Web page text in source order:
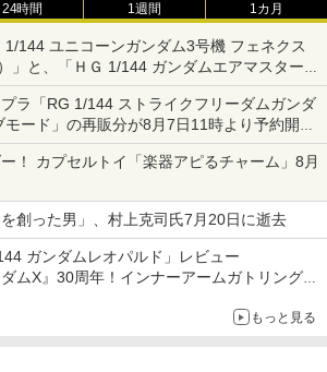
24時間 1週間 1カ月
1/144 ユニコーンガンダム3号機 フェネクス
」と、「ＨＧ 1/144 ガンダムエアマスターバ
ラ「RG 1/144 ストライクフリーダムガンダ
モード」の再販分が8月7日11時より予約開
！ カプセルトイ「楽器アピるチャーム」8月
など5種各3色
を創った男」、村上克司氏7月20日に逝去
ガンダムレオパルド」レビュー
ダムX』30周年！インナーアームガトリングの
もっと見る